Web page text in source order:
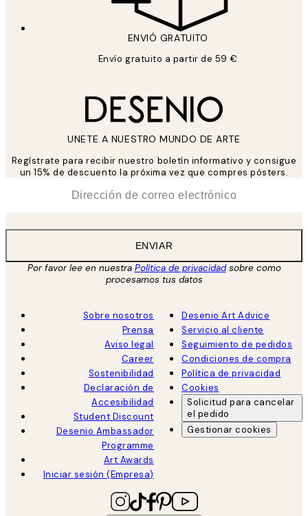
ENVIÓ GRATUITO
Envío gratuito a partir de 59 €
UNETE A NUESTRO MUNDO DE ARTE
Regístrate para recibir nuestro boletín informativo y consigue
un 15% de descuento la próxima vez que compres pósters.
ENVIAR
Por favor lee en nuestra Política de privacidadsobre como
procesamos tus datos
Sobre nosotros
Prensa
Aviso legal
Career
Sostenibilidad
Declaración de
Accesibilidad
Student Discount
Desenio Ambassador
Programme
Art Awards
Iniciar sesión (Empresa)
Desenio Art Advice
Servicio al cliente
Seguimiento de pedidos
Condiciones de compra
Política de privacidad
Cookies
Solicitud para cancelar
el pedido
Gestionar cookies